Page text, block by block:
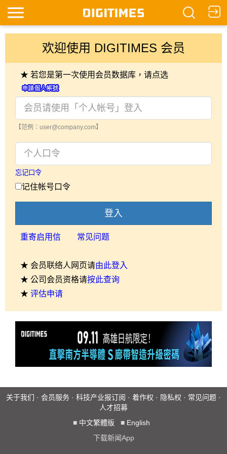
欢迎使用 DIGITIMES 会员
★ 若您是第一次使用会员数据库，请点选
【范例：user@company.com】
忘记口令
记住帐号口令
登入
重寄启用信 常见问题
★ 会员联络人网页请由此登入
★ 公司会员资格请按此查询
★ 评估申请
关于我们 · 会员服务 · 科技产业报订阅 · 着作权 · 隐私权 · 常见问题 ·
人才招募
■ 中文繁體版 ■ English
下载新闻App